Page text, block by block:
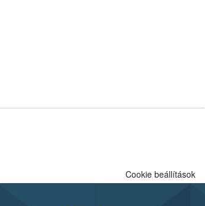
Cookie beállítások